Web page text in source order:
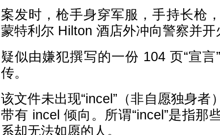
案发时，枪手身穿军服，手持长枪
蒙特利尔 Hilton 酒店外冲向警察并开
疑似由嫌犯撰写的一份 104 页“宣
传。
该文件未出现“incel”（非自愿独身者
带有 incel 倾向。所谓“incel”是指那
系却无法如愿的人。